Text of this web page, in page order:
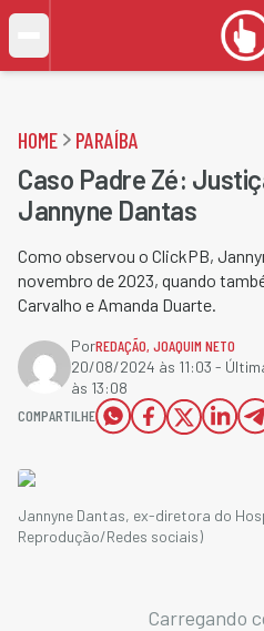
HOME PARAÍBA
Caso Padre Zé:
Jannyne Dantas
Como observou o ClickPB,
novembro de 2023, quando
Carvalho e Amanda Duarte.
PorREDAÇÃO, JOAQUIM NETO
20/08/2024 às 11:03 -
às 13:08
COMPARTILHE
Jannyne Dantas, ex-diretora do
Reprodução/Redes sociais)
Carregando